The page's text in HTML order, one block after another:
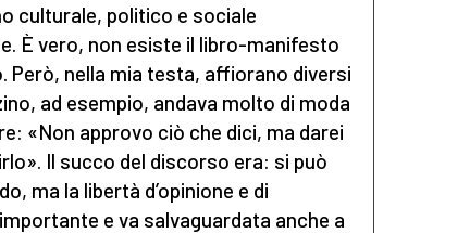
culturale, politico e sociale
È vero, non esiste il libro-manifesto
nella mia testa, affiorano diversi
ad esempio, andava molto di moda
«Non approvo ciò che dici, ma darei
Il succo del discorso era: si può
ma la libertà d’opinione e di
e va salvaguardata anche a